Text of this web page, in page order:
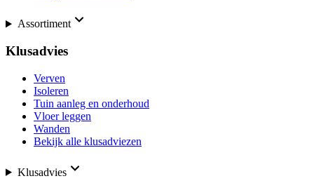
Assortiment
Klusadvies
Verven
Isoleren
Tuin aanleg en onderhoud
Vloer leggen
Wanden
Bekijk alle klusadviezen
Klusadvies